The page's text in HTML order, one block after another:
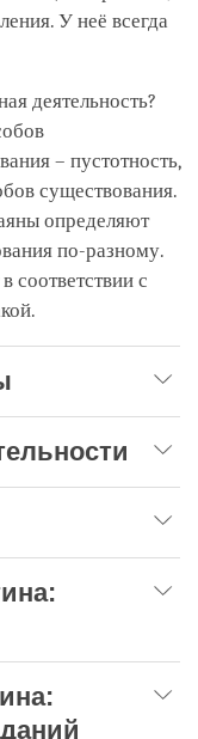
У неё всегда
деятельность?
– пустотность,
существования.
определяют
по-разному.
с